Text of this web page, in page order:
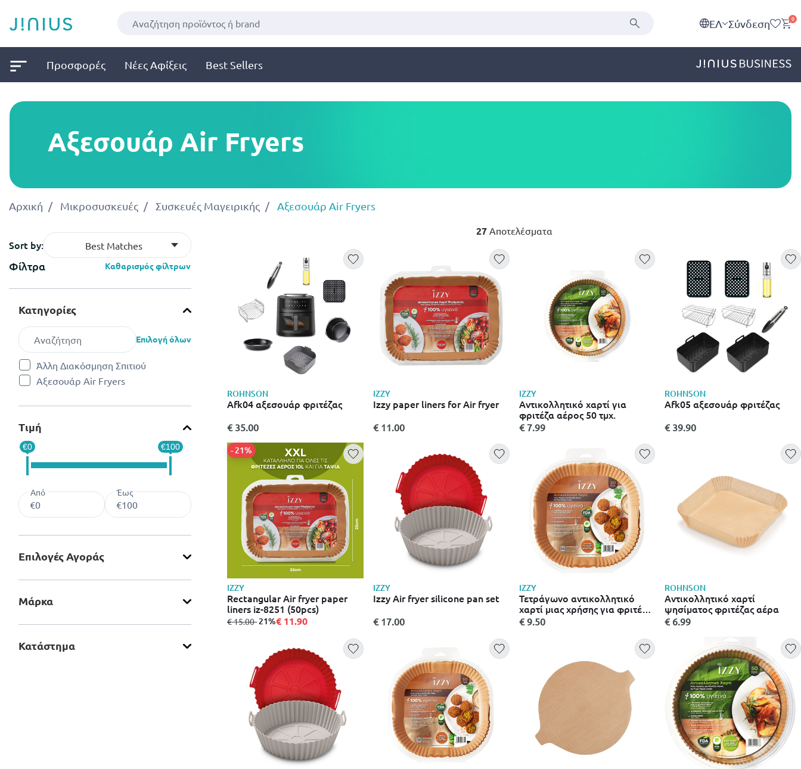
EΛ Σύνδεση 0
Προσφορές Νέες Αφίξεις Best Sellers
Αξεσουάρ Air Fryers
Αρχική Μικροσυσκευές Συσκευές Μαγειρικής Αξεσουάρ Air Fryers
Sort by: Best Matches
Φίλτρα Καθαρισμός φίλτρων
Κατηγορίες
Επιλογή όλων
Άλλη Διακόσμηση Σπιτιού
Refine by Κατηγορίες: Άλλη Διακόσμηση Σπιτιού
Αξεσουάρ Air Fryers
Refine by Κατηγορίες: Αξεσουάρ Air Fryers
Τιμή
€0 €100
Από Έως
Επιλογές Αγοράς
Μάρκα
Κατάστημα
27Αποτελέσματα
ROHNSON
Afk04 αξεσουάρ φριτέζας
€ 35.00
IZZY
Izzy paper liners for Air fryer
€ 11.00
IZZY
Αντικολλητικό χαρτί για
φριτέζα αέρος 50 τμχ.
€ 7.99
ROHNSON
Afk05 αξεσουάρ φριτέζας
€ 39.90
IZZY
Rectangular Air fryer paper
liners iz-8251 (50pcs)
από
€ 15.00σε
- 21%
- 21%€ 11.90
IZZY
Izzy Air fryer silicone pan set
€ 17.00
IZZY
Τετράγωνο αντικολλητικό
χαρτί μιας χρήσης για φριτέζα
αέρος izzy (50τμχ)
€ 9.50
ROHNSON
Αντικολλητικό χαρτί
ψησίματος φριτέζας αέρα
€ 6.99